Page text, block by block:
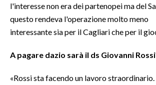
l'interesse non era dei partenopei ma del
questo rendeva l'operazione molto meno
interessante sia per il Cagliari che per il
A pagare dazio sarà il ds Giovanni
«Rossi sta facendo un lavoro